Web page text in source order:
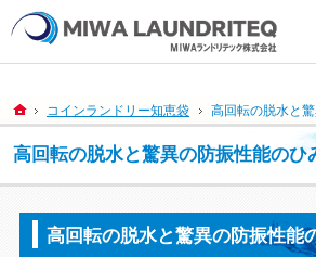
高回転の脱水と驚異の防振性能のひ
高回転の脱水と驚異の防振性能
ホーム
コインランドリー知恵袋 高回転の脱水と